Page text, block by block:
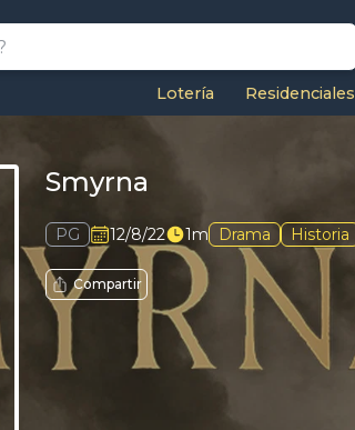
Lotería Residenciales
Smyrna
PG 12/8/22 1m Drama Historia
Compartir